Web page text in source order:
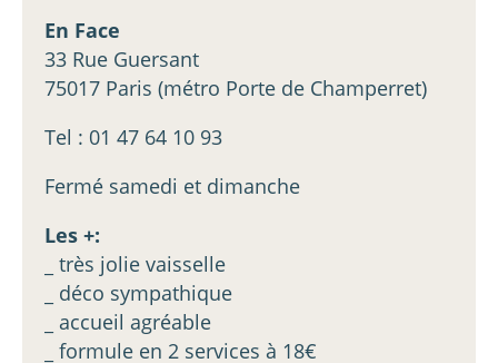
En Face
33 Rue Guersant
75017 Paris (métro Porte de Champerret)
Tel : 01 47 64 10 93
Fermé samedi et dimanche
Les +:
_ très jolie vaisselle
_ déco sympathique
_ accueil agréable
_ formule en 2 services à 18€